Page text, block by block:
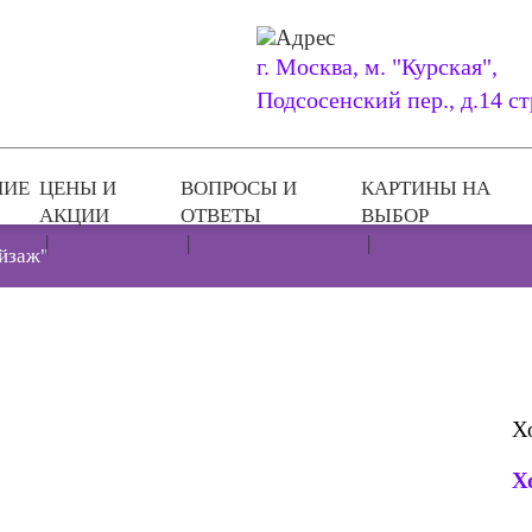
г. Москва, м. "Курская",
Подсосенский пер., д.14
ЦЕНЫ И
АКЦИИ
ВОПРОСЫ И
ОТВЕТЫ
КАРТИНЫ НА
ВЫБОР